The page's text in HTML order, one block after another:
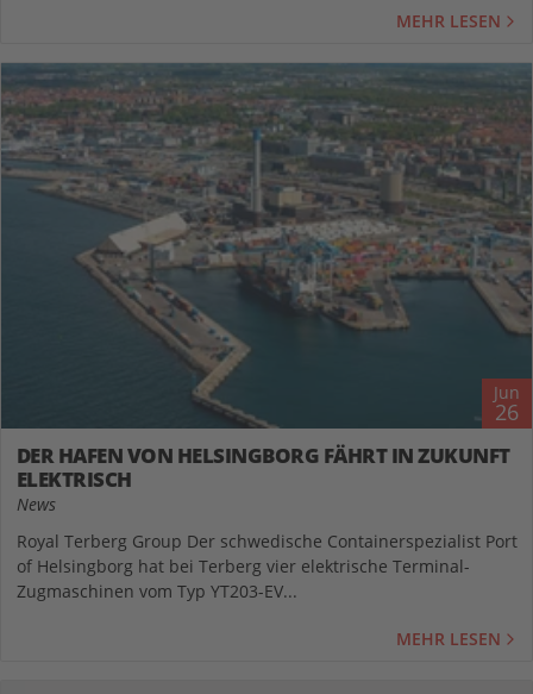
MEHR LESEN
Jun
26
DER HAFEN VON HELSINGBORG FÄHRT IN ZUKUNFT
ELEKTRISCH
News
Royal Terberg Group Der schwedische Containerspezialist Port
of Helsingborg hat bei Terberg vier elektrische Terminal-
Zugmaschinen vom Typ YT203-EV...
MEHR LESEN